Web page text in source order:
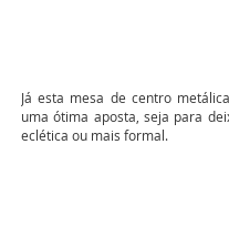
Já esta mesa de centro
uma ótima aposta, seja para
eclética ou mais formal.